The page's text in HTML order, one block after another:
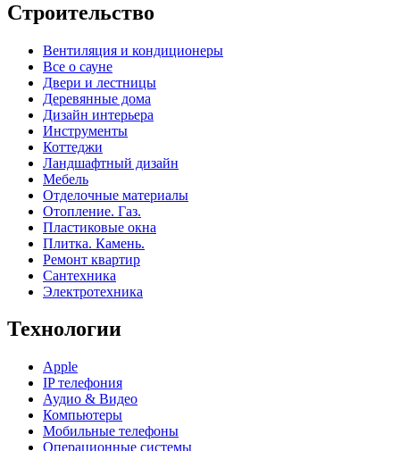
Строительство
Вентиляция и кондиционеры
Все о сауне
Двери и лестницы
Деревянные дома
Дизайн интерьера
Инструменты
Коттеджи
Ландшафтный дизайн
Мебель
Отделочные материалы
Отопление. Газ.
Пластиковые окна
Плитка. Камень.
Ремонт квартир
Сантехника
Электротехника
Технологии
Apple
IP телефония
Аудио & Видео
Компьютеры
Мобильные телефоны
Операционные системы